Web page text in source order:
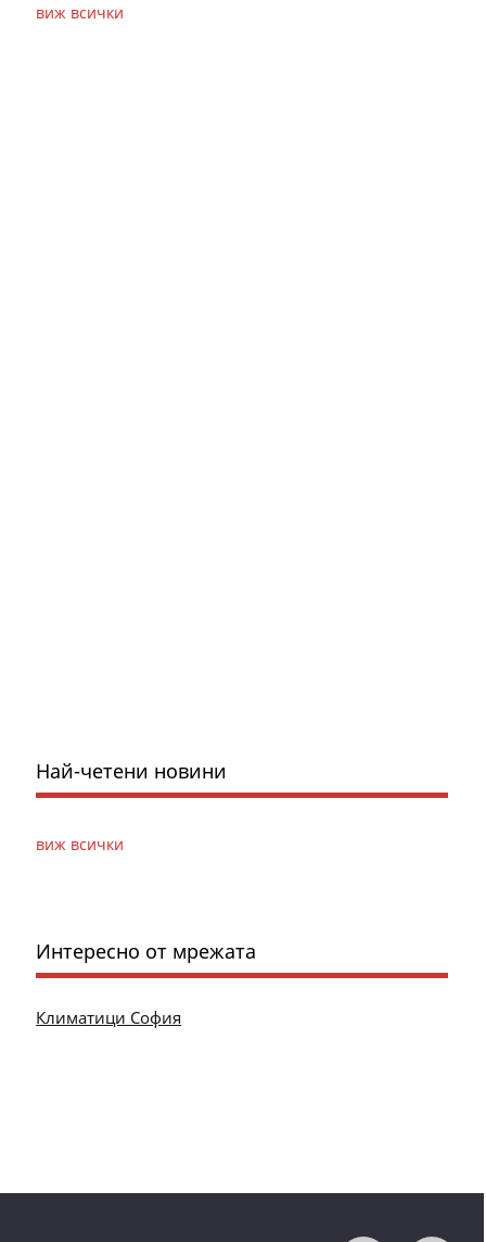
виж всички
Най-четени новини
виж всички
Интересно от мрежата
Климатици София